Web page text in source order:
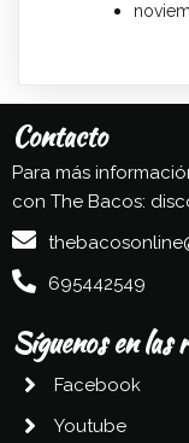
Contacto
Para más
con The Bacos:
695442549
Síguenos en las
Facebook
Youtube